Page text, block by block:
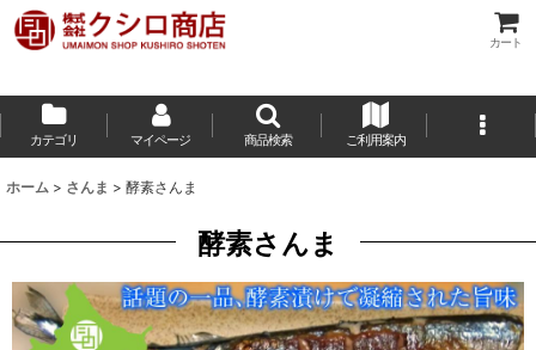
カート
カテゴリ マイページ 商品検索 ご利用案内
ホーム > さんま > 酵素さんま
酵素さんま